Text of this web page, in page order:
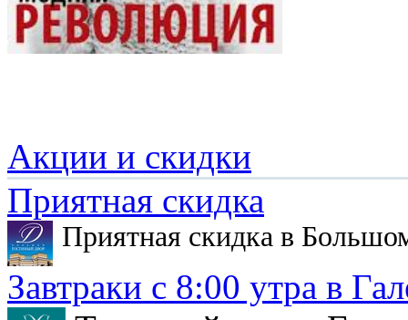
Акции и скидки
Приятная скидка
Приятная скидка в
Завтраки с 8:00 утра в